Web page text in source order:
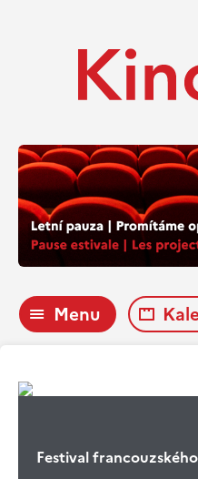
Menu
Festival